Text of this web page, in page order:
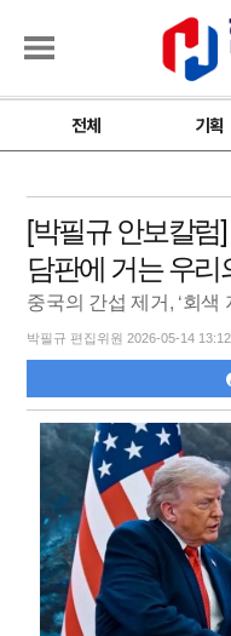
전체 기획
[박필규 안보칼
담판에 거는 우
중국의 간섭 제거, ‘회
박필규 편집위원 2026-05-14